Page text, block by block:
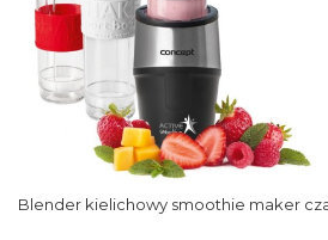
Blender kielichowy smoothie maker